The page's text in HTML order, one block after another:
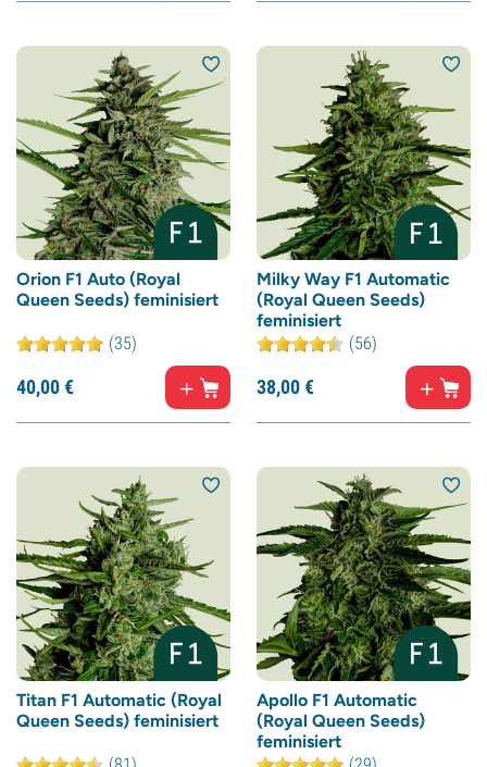
Orion F1 Auto (Royal
Queen Seeds) feminisiert
(35)
40,00€
Milky Way F1 Automatic
(Royal Queen Seeds)
feminisiert
(56)
38,00€
Titan F1 Automatic (Royal
Queen Seeds) feminisiert
Apollo F1 Automatic
(Royal Queen Seeds)
feminisiert